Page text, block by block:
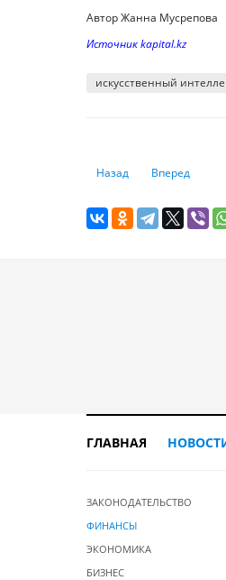
Автор Жанна Мусрепова
Источник kapital.kz
искусственный
Предыдущий:
Назад Следующий:
Вперед
ГЛАВНАЯ
ЗАКОНОДАТЕЛЬСТВО
ФИНАНСЫ
ЭКОНОМИКА
БИЗНЕС